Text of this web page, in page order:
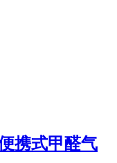
携式甲醛气